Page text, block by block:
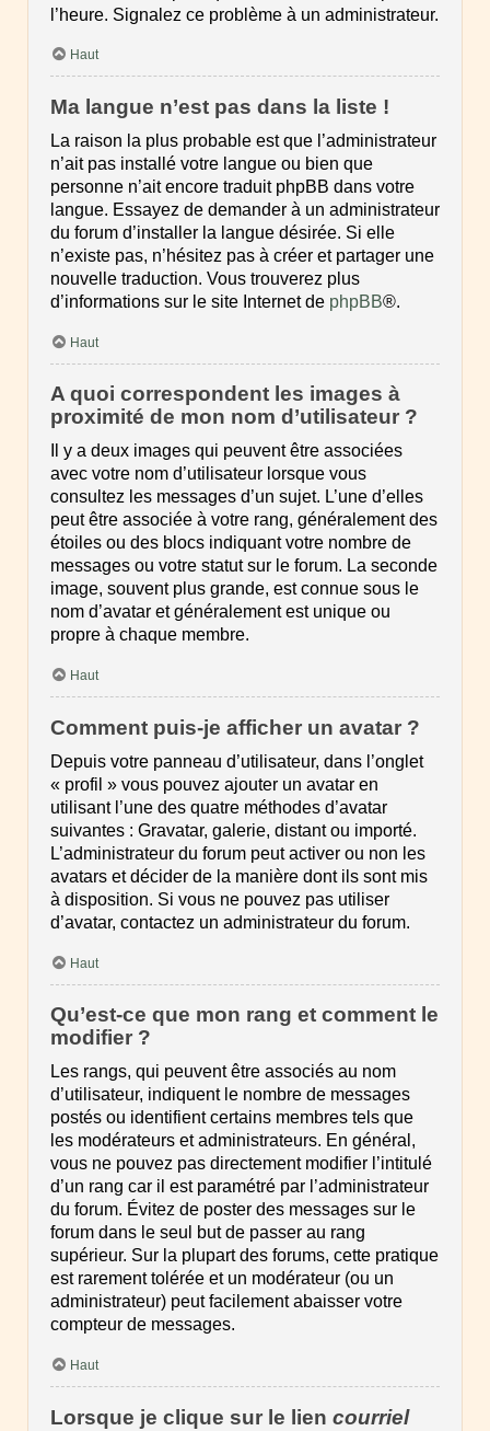
l’heure. Signalez ce problème à un administrateur.
Haut
Ma langue n’est pas dans la liste !
La raison la plus probable est que l’administrateur
n’ait pas installé votre langue ou bien que
personne n’ait encore traduit phpBB dans votre
langue. Essayez de demander à un administrateur
du forum d’installer la langue désirée. Si elle
n’existe pas, n’hésitez pas à créer et partager une
nouvelle traduction. Vous trouverez plus
d’informations sur le site Internet de phpBB®.
Haut
A quoi correspondent les images à
proximité de mon nom d’utilisateur ?
Il y a deux images qui peuvent être associées
avec votre nom d’utilisateur lorsque vous
consultez les messages d’un sujet. L’une d’elles
peut être associée à votre rang, généralement des
étoiles ou des blocs indiquant votre nombre de
messages ou votre statut sur le forum. La seconde
image, souvent plus grande, est connue sous le
nom d’avatar et généralement est unique ou
propre à chaque membre.
Haut
Comment puis-je afficher un avatar ?
Depuis votre panneau d’utilisateur, dans l’onglet
« profil » vous pouvez ajouter un avatar en
utilisant l’une des quatre méthodes d’avatar
suivantes : Gravatar, galerie, distant ou importé.
L’administrateur du forum peut activer ou non les
avatars et décider de la manière dont ils sont mis
à disposition. Si vous ne pouvez pas utiliser
d’avatar, contactez un administrateur du forum.
Haut
Qu’est-ce que mon rang et comment le
modifier ?
Les rangs, qui peuvent être associés au nom
d’utilisateur, indiquent le nombre de messages
postés ou identifient certains membres tels que
les modérateurs et administrateurs. En général,
vous ne pouvez pas directement modifier l’intitulé
d’un rang car il est paramétré par l’administrateur
du forum. Évitez de poster des messages sur le
forum dans le seul but de passer au rang
supérieur. Sur la plupart des forums, cette pratique
est rarement tolérée et un modérateur (ou un
administrateur) peut facilement abaisser votre
compteur de messages.
Haut
Lorsque je clique sur le lien courriel